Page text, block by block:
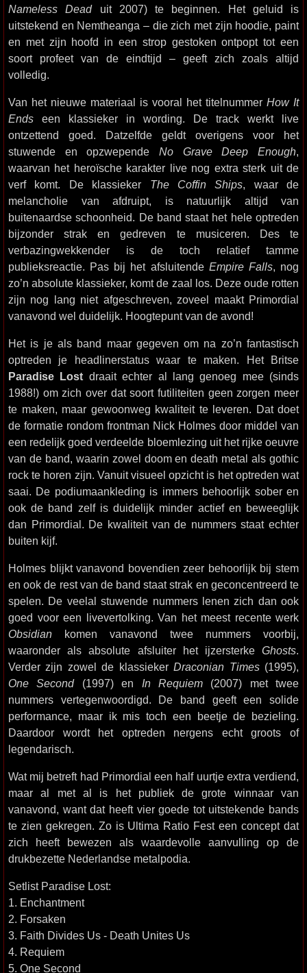
Nameless Deaduit 2007) te beginnen. Het geluid is
uitstekend en Nemtheanga – die zich met zijn hoodie, paint
en met zijn hoofd in een strop gestoken ontpopt tot een
soort profeet van de eindtijd – geeft zich zoals altijd
volledig.
Van het nieuwe materiaal is vooral het titelnummer How It
Ends een klassieker in wording. De track werkt live
ontzettend goed. Datzelfde geldt overigens voor het
stuwende en opzwepende No Grave Deep Enough,
waarvan het heroïsche karakter live nog extra sterk uit de
verf komt. De klassieker The Coffin Ships, waar de
melancholie van afdruipt, is natuurlijk altijd van
buitenaardse schoonheid. De band staat het hele optreden
bijzonder strak en gedreven te musiceren. Des te
verbazingwekkender is de toch relatief tamme
publieksreactie. Pas bij het afsluitende Empire Falls, nog
zo’n absolute klassieker, komt de zaal los. Deze oude rotten
zijn nog lang niet afgeschreven, zoveel maakt Primordial
vanavond wel duidelijk. Hoogtepunt van de avond!
Het is je als band maar gegeven om na zo’n fantastisch
optreden je headlinerstatus waar te maken. Het Britse
Paradise Lost draait echter al lang genoeg mee (sinds
1988!) om zich over dat soort futiliteiten geen zorgen meer
te maken, maar gewoonweg kwaliteit te leveren. Dat doet
de formatie rondom frontman Nick Holmes door middel van
een redelijk goed verdeelde bloemlezing uit het rijke oeuvre
van de band, waarin zowel doom en death metal als gothic
rock te horen zijn. Vanuit visueel opzicht is het optreden wat
saai. De podiumaankleding is immers behoorlijk sober en
ook de band zelf is duidelijk minder actief en beweeglijk
dan Primordial. De kwaliteit van de nummers staat echter
buiten kijf.
Holmes blijkt vanavond bovendien zeer behoorlijk bij stem
en ook de rest van de band staat strak en geconcentreerd te
spelen. De veelal stuwende nummers lenen zich dan ook
goed voor een livevertolking. Van het meest recente werk
Obsidian komen vanavond twee nummers voorbij,
waaronder als absolute afsluiter het ijzersterke Ghosts.
Verder zijn zowel de klassiekerDraconian Times(1995),
One Second(1997) en In Requiem(2007) met twee
nummers vertegenwoordigd. De band geeft een solide
performance, maar ik mis toch een beetje de bezieling.
Daardoor wordt het optreden nergens echt groots of
legendarisch.
Wat mij betreft had Primordial een half uurtje extra verdiend,
maar al met al is het publiek de grote winnaar van
vanavond, want dat heeft vier goede tot uitstekende bands
te zien gekregen. Zo is Ultima Ratio Fest een concept dat
zich heeft bewezen als waardevolle aanvulling op de
drukbezette Nederlandse metalpodia.
Setlist Paradise Lost:
1. Enchantment
2. Forsaken
3. Faith Divides Us - Death Unites Us
4. Requiem
5. One Second